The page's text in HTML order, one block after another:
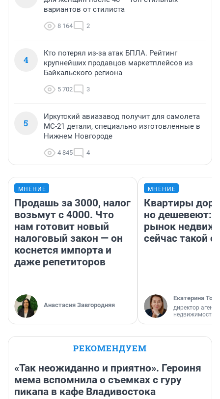
вариантов от стилиста
8 164 2
4
Кто потерял из-за атак БПЛА. Рейтинг
крупнейших продавцов маркетплейсов из
Байкальского региона
5 702 3
5
Иркутский авиазавод получит для самолета
МС-21 детали, специально изготовленные в
Нижнем Новгороде
4 845 4
МНЕНИЕ
Продашь за 3000, налог
возьмут с 4000. Что
нам готовит новый
налоговый закон — он
коснется импорта и
даже репетиторов
Анастасия Завгородняя
МНЕНИЕ
Квартиры
но дешевеют:
рынок
сейчас такой
Екатерина
директор
недвижимости
РЕКОМЕНДУЕМ
«Так неожиданно и приятно». Героиня
мема вспомнила о съемках с гуру
пикапа в кафе Владивостока